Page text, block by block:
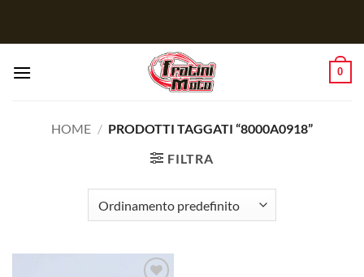
0
HOME / PRODOTTI TAGGATI “8000A0918”
FILTRA